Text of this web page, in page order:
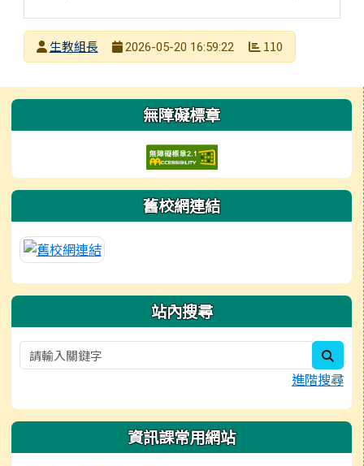
發布者生教組長
2026-05-20 16:59:22 110
左邊區域內容 無障礙標章
舊校網連結
站內搜尋
進階搜尋
資訊課常用網站